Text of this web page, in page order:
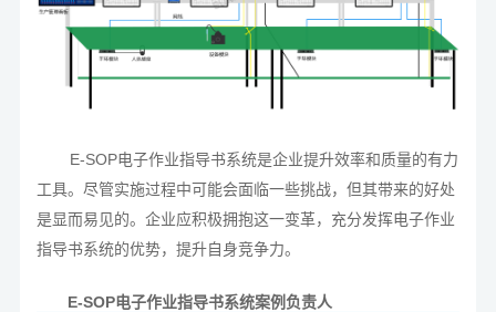
E-SOP电子作业指导书系统是企业提升效率和质量的有力
工具。尽管实施过程中可能会面临一些挑战，但其带来的好处
是显而易见的。企业应积极拥抱这一变革，充分发挥电子作业
指导书系统的优势，提升自身竞争力。
E-SOP电子作业指导书系统案例负责人